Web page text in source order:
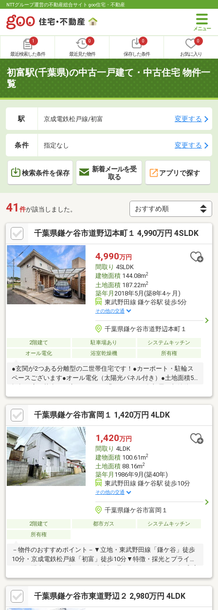
NTTグループ運営の不動産総合サイト goo住宅・不動産
1
最近検索した条件
0
最近見た物件
0
保存した条件
0
お気に入り
初富駅(千葉県)の中古一戸建て・中古住宅 物件一
覧
駅 京成電鉄松戸線/初富 変更する
条件 指定なし 変更する
検索条件を保存
新着メールを受
取る
アプリで探す
41 件が該当しました。
千葉県鎌ケ谷市道野辺本町１ 4,990万円 4SLDK
4,990万円
間取り 4SLDK
建物面積144.08m2
土地面積187.22m2
築年月 2018年5月(築8年4ヶ月)
東武野田線 鎌ケ谷駅 徒歩5分
その他の交通
千葉県鎌ケ谷市道野辺本町１
2階建て 駐車場あり
システムキッチン
オール電化
浴室乾燥機 所有権
●玄関が2つある分離型の二世帯住宅です！●カーポート・駐輪ス
ペースございます●オール電化（太陽光パネル付き）●土地面積56
SICなど豊富な収納●2階には書斎スペースがあり、在宅ワークや
趣味のスペースに最適●浴室にはテレビ付き！ 北西側浴室は
【約3帖】のゆったりとくつろげます！●食器洗浄機付きのカウン
ターキッチン●窓・浴室換気乾燥暖房機付きの浴室●防犯ガラスを
採用・防犯カメラ付き・モニター付きインターホン付きの充実し
たセキュリティ
千葉県鎌ケ谷市富岡１ 1,420万円 4LDK
1,420万円
間取り 4LDK
建物面積100.61m2
土地面積88.16m2
築年月 1986年9月(築40年)
東武野田線 鎌ケ谷駅 徒歩10分
その他の交通
千葉県鎌ケ谷市富岡１
2階建て 都市ガス
システムキッチン
所有権
－物件のおすすめポイント－▼立地・東武野田線「鎌ケ谷」徒歩
10分・京成電鉄松戸線「初富」徒歩10分▼特徴・採光とプライバ
を2間配置・LDKは約16.0帖の広さ、隣接和室約7.5帖と一体利用も
可能・各階にトイレ・洗面台を配置、朝の支度もスムーズです・
LDKと和室約7.5帖に面する南東向きのベランダ有▼周辺環境・ベ
ルク鎌ケ谷富岡店 徒歩5分(約360m)※容積率は前面道路幅員により
千葉県鎌ケ谷市東道野辺２ 2,980万円 4LDK